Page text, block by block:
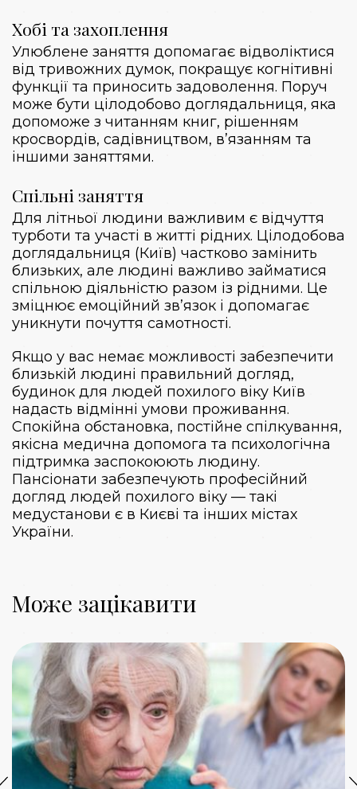
Хобі та захоплення
Улюблене заняття допомагає відволіктися
від тривожних думок, покращує когнітивні
функції та приносить задоволення. Поруч
може бути цілодобово доглядальниця, яка
допоможе з читанням книг, рішенням
кросвордів, садівництвом, в’язанням та
іншими заняттями.
Спільні заняття
Для літньої людини важливим є відчуття
турботи та участі в житті рідних. Цілодобова
доглядальниця (Київ) частково замінить
близьких, але людині важливо займатися
спільною діяльністю разом із рідними. Це
зміцнює емоційний зв’язок і допомагає
уникнути почуття самотності.
Якщо у вас немає можливості забезпечити
близькій людині правильний догляд,
будинок для людей похилого віку Київ
надасть відмінні умови проживання.
Спокійна обстановка, постійне спілкування,
якісна медична допомога та психологічна
підтримка заспокоюють людину.
Пансіонати забезпечують професійний
догляд людей похилого віку — такі
медустанови є в Києві та інших містах
України.
Може зацікавити